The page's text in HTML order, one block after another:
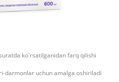
ko'rsatilganidan farq qilishi
darmonlar uchun amalga oshiriladi